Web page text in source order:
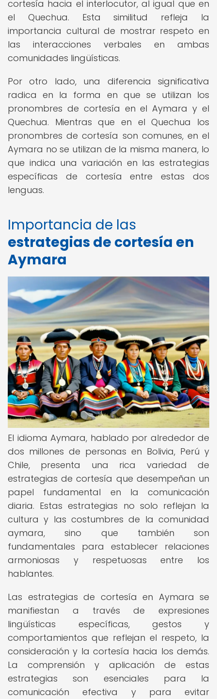
cortesía hacia el interlocutor, al igual que en
el Quechua. Esta similitud refleja la
importancia cultural de mostrar respeto en
las interacciones verbales en ambas
comunidades lingüísticas.
Por otro lado, una diferencia significativa
radica en la forma en que se utilizan los
pronombres de cortesía en el Aymara y el
Quechua. Mientras que en el Quechua los
pronombres de cortesía son comunes, en el
Aymara no se utilizan de la misma manera, lo
que indica una variación en las estrategias
específicas de cortesía entre estas dos
lenguas.
Importancia de las
estrategias de cortesía en
Aymara
El idioma Aymara, hablado por alrededor de
dos millones de personas en Bolivia, Perú y
Chile, presenta una rica variedad de
estrategias de cortesía que desempeñan un
papel fundamental en la comunicación
diaria. Estas estrategias no solo reflejan la
cultura y las costumbres de la comunidad
aymara, sino que también son
fundamentales para establecer relaciones
armoniosas y respetuosas entre los
hablantes.
Las estrategias de cortesía en Aymara se
manifiestan a través de expresiones
lingüísticas específicas, gestos y
comportamientos que reflejan el respeto, la
consideración y la cortesía hacia los demás.
La comprensión y aplicación de estas
estrategias son esenciales para la
comunicación efectiva y para evitar